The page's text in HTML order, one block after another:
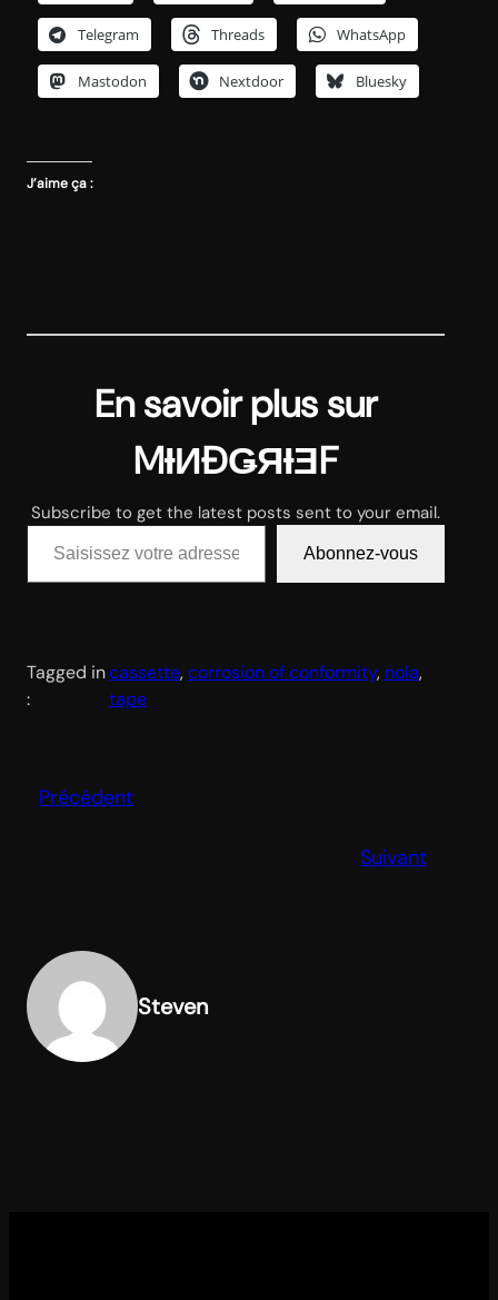
Telegram Threads WhatsApp
Mastodon Nextdoor Bluesky
J’aime ça :
En savoir plus sur
MƗИĐǤЯƗƎF
Subscribe to get the latest posts sent to your email.
Saisissez votre adresse e-mail…
Abonnez-vous
Tagged in
:
cassette, corrosion of conformity, nola,
tape
Précédent
Suivant
Steven